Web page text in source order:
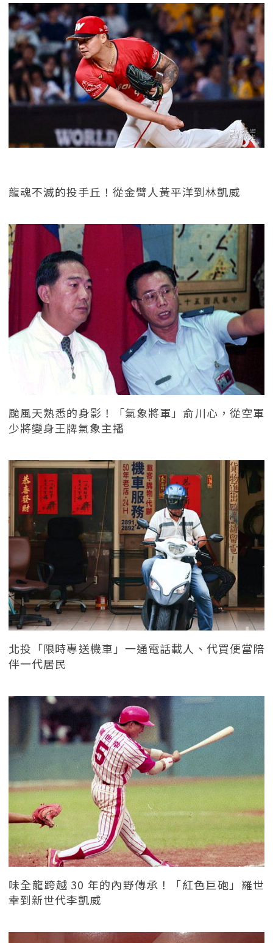
龍魂不滅的投手丘！從金臂人黃平洋到林凱威
颱風天熟悉的身影！「氣象將軍」俞川心，從空軍
少將變身王牌氣象主播
北投「限時專送機車」一通電話載人、代買便當陪
伴一代居民
味全龍跨越 30 年的內野傳承！「紅色巨砲」羅世
幸到新世代李凱威